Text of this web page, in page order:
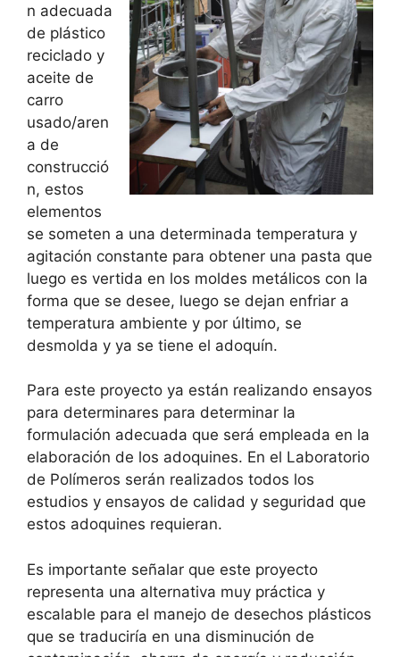
n adecuada
de plástico
reciclado y
aceite de
carro
usado/aren
a de
construcció
n, estos
elementos
se someten a una determinada temperatura y
agitación constante para obtener una pasta que
luego es vertida en los moldes metálicos con la
forma que se desee, luego se dejan enfriar a
temperatura ambiente y por último, se
desmolda y ya se tiene el adoquín.
Para este proyecto ya están realizando ensayos
para determinares para determinar la
formulación adecuada que será empleada en la
elaboración de los adoquines. En el Laboratorio
de Polímeros serán realizados todos los
estudios y ensayos de calidad y seguridad que
estos adoquines requieran.
Es importante señalar que este proyecto
representa una alternativa muy práctica y
escalable para el manejo de desechos plásticos
que se traduciría en una disminución de